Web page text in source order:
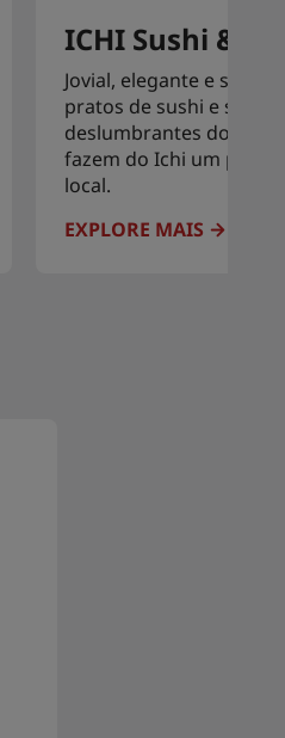
ICHI Sushi &
Jovial, elegante e
pratos de sushi e
deslumbrantes do
fazem do Ichi um
local.
EXPLORE MAIS